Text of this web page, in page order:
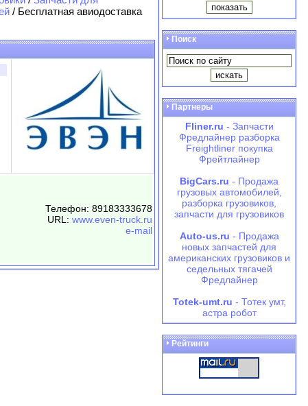
/ Бесплатная авиодоставка
Телефон: 89183333678
URL: www.even-truck.ru
e-mail
Поиск
Партнеры
Fliner.ru - Запчасти
Фредлайнер разборка
Freightliner покупка
Фрейтлайнер
BigCars.ru - Продажа
грузовых автомобилей,
разборка грузовиков,
запчасти для грузовиков
Auto-us.ru - Продажа
новых запчастей для
американских грузовиков и
седельных тягачей
Фредлайнер
Totek-umt.ru - Тотек умт,
астра робот
Рейтинги